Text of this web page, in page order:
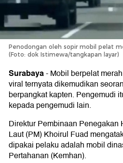
Penodongan oleh sopir mobil pelat
(Foto: dok Istimewa/tangkapan layar)
Surabaya-Mobil berpelat
viral ternyata dikemudikan
berpangkat kapten. Pengemudi
kepada pengemudi lain.
Direktur Pembinaan Penegakan
Laut (PM) Khoirul Fuad
dipakai pelaku adalah mobil
Pertahanan (Kemhan).